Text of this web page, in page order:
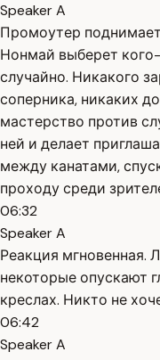
Speaker A
Промоутер
Нонмай выберет
случайно. Никакого
соперника, никаких
мастерство против
ней и делает
между канатами,
проходу среди
06:32
Speaker A
Реакция мгновенная.
некоторые опускают
креслах. Никто не
06:42
Speaker A